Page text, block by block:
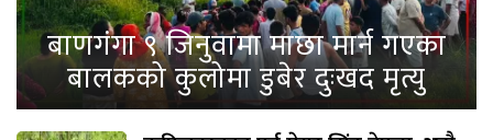
बाणगंगा ९ जिनुवामा माछा मार्न गएका
बालकको कुलोमा डुबेर दुःखद मृत्यु